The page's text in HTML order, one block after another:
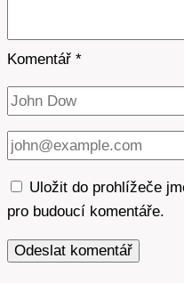
Komentář *
Uložit do prohlížeče
pro budoucí komentáře.